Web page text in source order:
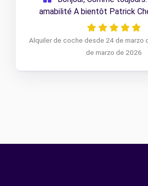
amabilité A bientôt Patrick
Alquiler de coche desde 24 de marzo
de marzo de 2026